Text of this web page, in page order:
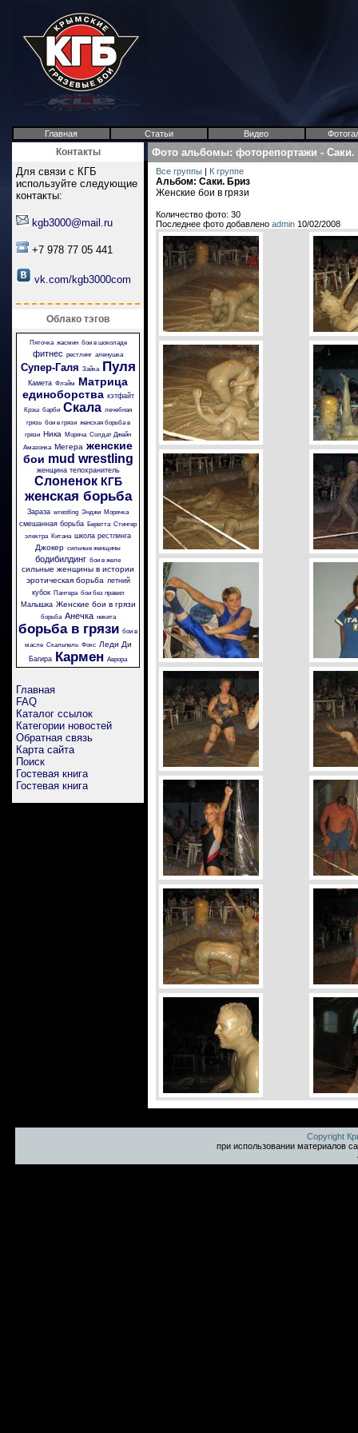
Главная Статьи Видео
Контакты
Для связи с КГБ
используйте следующие
контакты:
kgb3000@mail.ru
+7 978 77 05 441
vk.com/kgb3000com
Облако тэгов
Пяточка жасмин бои в шоколаде
фитнес рестлинг аленушка
Супер-Галя Зайка Пуля
Камета Флэйм
Матрица
единоборства кэтфайт
Крэш барби Скала лечебная
грязь бои в грязи женская борьба в
грязи Ника Моряча Солдат Джейн
Амазонка Мегера женские
бои mud wrestling
женщина телохранитель
Слоненок КГБ
женская борьба
Зараза wrestling Энджи Морячка
смешанная борьба Беретта Стингер
электра Китана школа рестлинга
Джокер сильные женщины
бодибилдинг бои в желе
сильные женщины в истории
эротическая борьба летний
кубок
Пантера бои без правил
Малышка Женские бои в грязи
борьба Анечка никита
борьба в грязи бои в
масле Скальпель Фокс Леди Ди
Багира Кармен Аврора
Главная
FAQ
Каталог ссылок
Категории новостей
Обратная связь
Карта сайта
Поиск
Гостевая книга
Гостевая книга
Фото альбомы: фоторепортажи - Саки.
Все группы | К группе
Альбом: Саки. Бриз
Женские бои в грязи
Количество фото: 30
Последнее фото добавлено admin 10/02/2008
Copyright
при использовании материалов